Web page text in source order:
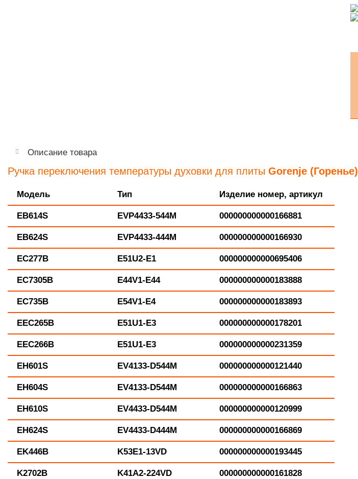
Описание товара
Ручка переключения температуры духовки для плиты Gorenje (Горенье)
Модель Тип Изделие номер, артикул
EB614S EVP4433-544M 000000000000166881
EB624S EVP4433-444M 000000000000166930
EC277B E51U2-E1 000000000000695406
EC7305B E44V1-E44 000000000000183888
EC735B E54V1-E4 000000000000183893
EEC265B E51U1-E3 000000000000178201
EEC266B E51U1-E3 000000000000231359
EH601S EV4133-D544M 000000000000121440
EH604S EV4133-D544M 000000000000166863
EH610S EV4433-D544M 000000000000120999
EH624S EV4433-D444M 000000000000166869
EK446B K53E1-13VD 000000000000193445
K2702B K41A2-224VD 000000000000161828